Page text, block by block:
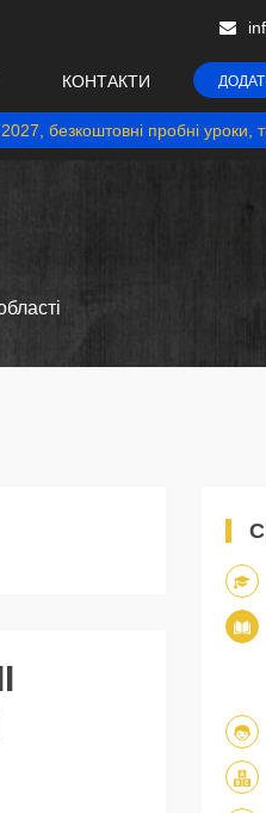
КОНТАКТИ
безкоштовні пробні уроки,